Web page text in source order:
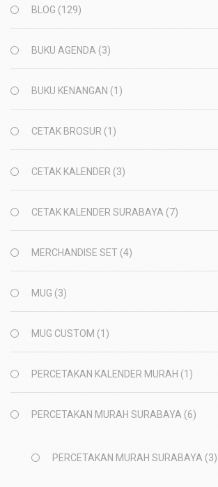
BLOG (129)
BUKU AGENDA (3)
BUKU KENANGAN (1)
CETAK BROSUR (1)
CETAK KALENDER (3)
CETAK KALENDER SURABAYA (7)
MERCHANDISE SET (4)
MUG (3)
MUG CUSTOM (1)
PERCETAKAN KALENDER MURAH (1)
PERCETAKAN MURAH SURABAYA (6)
PERCETAKAN MURAH SURABAYA (3)